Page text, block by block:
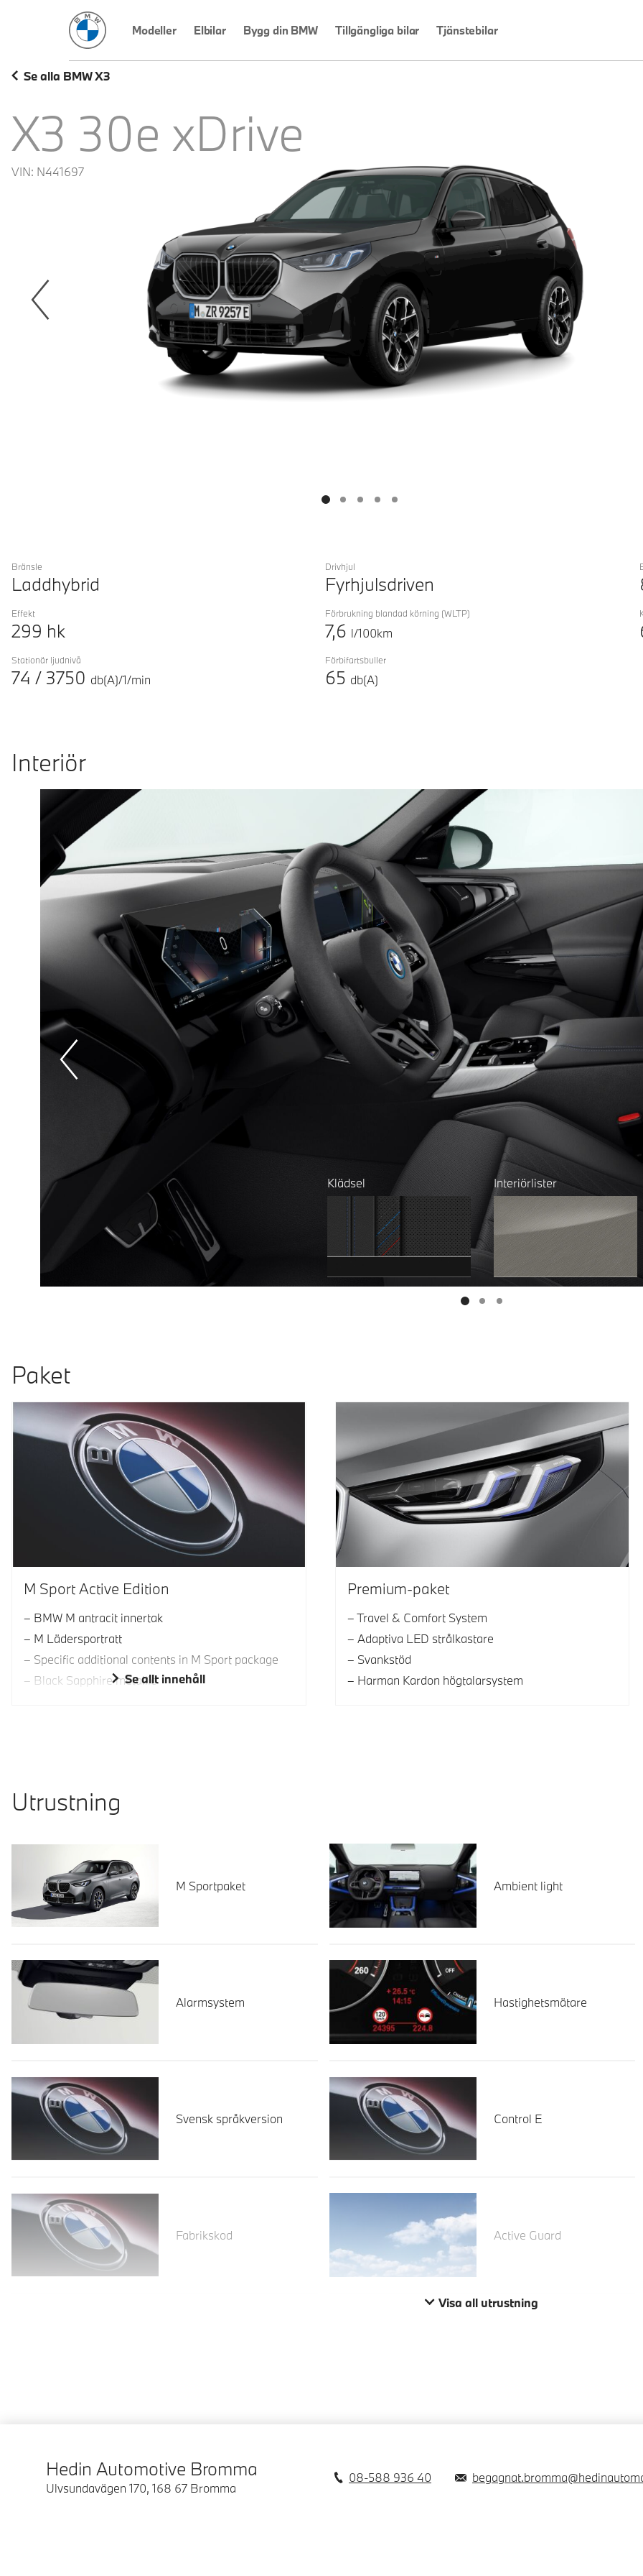
BMW Sverige
Modeller Elbilar Bygg din BMW Tillgängliga bilar Tjänstebilar
Se alla BMW X3
X3 30e xDrive
VIN: N441697
Bränsle
Laddhybrid
Drivhjul
Fyrhjulsdriven
Effekt
299 hk
Förbrukning blandad körning (WLTP)
7,6 l/100km
Stationär ljudnivå
74 / 3750 db(A)/1/min
Förbifartsbuller
65 db(A)
Interiör
Prevoius
Klädsel Interiörlister
Paket
M Sport Active Edition
BMW M antracit innertak
M Lädersportratt
Specific additional contents in M Sport package
Black Sapphire metallicSe allt innehåll
Premium-paket
Travel & Comfort System
Adaptiva LED strålkastare
Svankstöd
Harman Kardon högtalarsystem
Utrustning
M Sportpaket Ambient light
Alarmsystem Hastighetsmätare
Svensk språkversion Control E
Fabrikskod Active Guard
Visa all utrustning
Läs mer
Hedin Automotive Bromma
Ulvsundavägen 170, 168 67 Bromma
08-588 936 40